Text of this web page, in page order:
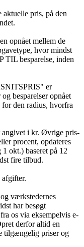
pris, på den
opnået mellem de
hvor mindst
TIL besparelse, inden
er
besparelser opnået
den radius, hvorfra
angivet i kr. Øvrige pris-
procent, opdateres
okt.) baseret på 12
fire tilbud.
afgifter.
værkstedernes
har besøgt
os via eksempelvis e-
derfor altid en
tilgængelig priser og